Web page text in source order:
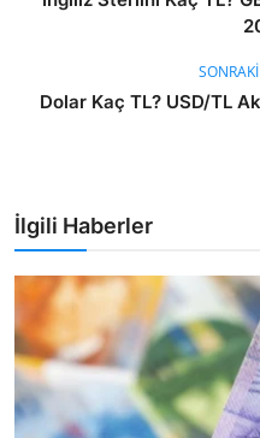
Dolar Kaç TL? USD/TL
İlgili Haberler